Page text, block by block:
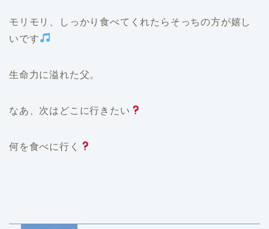
モリモリ、しっかり食べてくれたらそっちの方が嬉し
いです
生命力に溢れた父。
なあ、次はどこに行きたい
何を食べに行く